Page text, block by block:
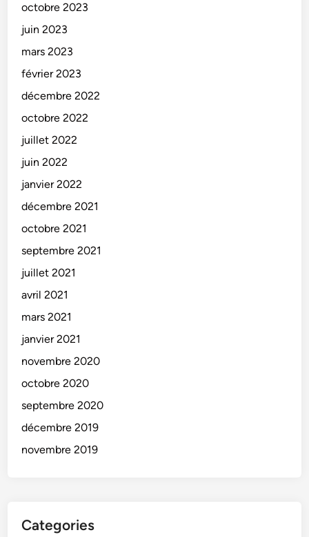
octobre 2023
juin 2023
mars 2023
février 2023
décembre 2022
octobre 2022
juillet 2022
juin 2022
janvier 2022
décembre 2021
octobre 2021
septembre 2021
juillet 2021
avril 2021
mars 2021
janvier 2021
novembre 2020
octobre 2020
septembre 2020
décembre 2019
novembre 2019
Categories